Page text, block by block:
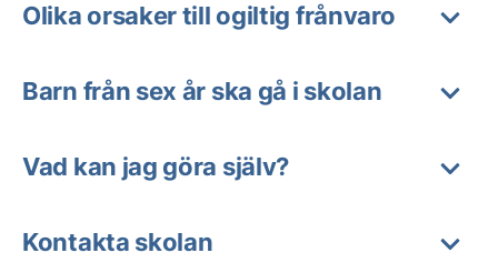
Olika orsaker till ogiltig frånvaro
Barn från sex år ska gå i skolan
Vad kan jag göra själv?
Kontakta skolan